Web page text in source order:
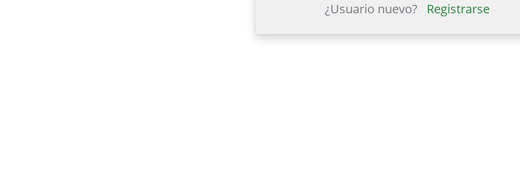
¿Usuario nuevo? Registrarse